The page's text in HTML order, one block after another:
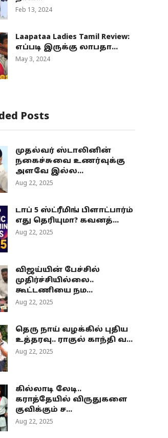
Feb 13, 2024
Laapataa Ladies Tamil Review:
எப்படி இருக்கு லாபதா...
May 3, 2024
Posts
முதல்வர் ஸ்டாலினின்
நகைச்சுவை உணர்வுக்கு
அளவே இல்ல...
Aug 22, 2025
டாப் 5 ஸ்ட்ரீமிங் பிளாட்பார்ம்
எது தெரியுமா? கவனத்...
Aug 22, 2025
விஜய்யின் பேச்சில்
முதிர்ச்சியில்லை..
கூட்டணியை நம...
Aug 22, 2025
தெரு நாய் வழக்கில் புதிய
உத்தரவு.. ராகுல் காந்தி வ...
Aug 22, 2025
கில்லாடி லேடி..
கராத்தேயில் விருதுகளை
குவிக்கும் ச...
Aug 22, 2025